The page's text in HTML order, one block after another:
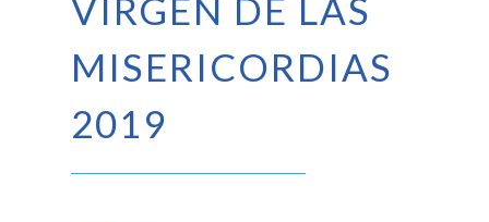
VIRGEN DE LAS
MISERICORDIAS
2019